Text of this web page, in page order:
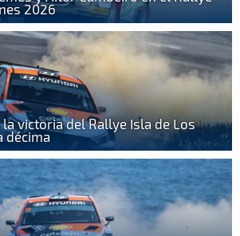
2026
la victoria del Rallye Isla de Los
décima